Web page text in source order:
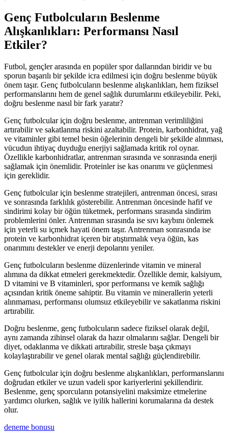
Genç Futbolcuların Beslenme
Alışkanlıkları: Performansı Nasıl
Etkiler?
Futbol, gençler arasında en popüler spor dallarından biridir ve bu
sporun başarılı bir şekilde icra edilmesi için doğru beslenme büyük
önem taşır. Genç futbolcuların beslenme alışkanlıkları, hem fiziksel
performanslarını hem de genel sağlık durumlarını etkileyebilir. Peki,
doğru beslenme nasıl bir fark yaratır?
Genç futbolcular için doğru beslenme, antrenman verimliliğini
artırabilir ve sakatlanma riskini azaltabilir. Protein, karbonhidrat, yağ
ve vitaminler gibi temel besin öğelerinin dengeli bir şekilde alınması,
vücudun ihtiyaç duyduğu enerjiyi sağlamada kritik rol oynar.
Özellikle karbonhidratlar, antrenman sırasında ve sonrasında enerji
sağlamak için önemlidir. Proteinler ise kas onarımı ve güçlenmesi
için gereklidir.
Genç futbolcular için beslenme stratejileri, antrenman öncesi, sırası
ve sonrasında farklılık gösterebilir. Antrenman öncesinde hafif ve
sindirimi kolay bir öğün tüketmek, performans sırasında sindirim
problemlerini önler. Antrenman sırasında ise sıvı kaybını önlemek
için yeterli su içmek hayati önem taşır. Antrenman sonrasında ise
protein ve karbonhidrat içeren bir atıştırmalık veya öğün, kas
onarımını destekler ve enerji depolarını yeniler.
Genç futbolcuların beslenme düzenlerinde vitamin ve mineral
alımına da dikkat etmeleri gerekmektedir. Özellikle demir, kalsiyum,
D vitamini ve B vitaminleri, spor performansı ve kemik sağlığı
açısından kritik öneme sahiptir. Bu vitamin ve minerallerin yeterli
alınmaması, performansı olumsuz etkileyebilir ve sakatlanma riskini
artırabilir.
Doğru beslenme, genç futbolcuların sadece fiziksel olarak değil,
aynı zamanda zihinsel olarak da hazır olmalarını sağlar. Dengeli bir
diyet, odaklanma ve dikkati artırabilir, stresle başa çıkmayı
kolaylaştırabilir ve genel olarak mental sağlığı güçlendirebilir.
Genç futbolcular için doğru beslenme alışkanlıkları, performanslarını
doğrudan etkiler ve uzun vadeli spor kariyerlerini şekillendirir.
Beslenme, genç sporcuların potansiyelini maksimize etmelerine
yardımcı olurken, sağlık ve iyilik hallerini korumalarına da destek
olur.
deneme bonusu